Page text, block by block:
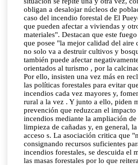
obligan a desalojar núcleos de
caso del incendio forestal de El
que pueden afectar a viviendas y
materiales". Destacan que este
que posee "la mejor calidad del aire
no solo va a destruir cultivos y
también puede afectar
orientados al turismo , por la
Por ello, insisten una vez más en
las políticas forestales para evitar
incendios cada vez mayores y,
rural a la vez . Y junto a ello, piden
prevención que reduzcan el
incendios mediante la ampliación
limpieza de cañadas y, en general,
acceso s. La asociación critica que
consignando recursos suficientes
incendios forestales, se descuida el
las masas forestales por lo que